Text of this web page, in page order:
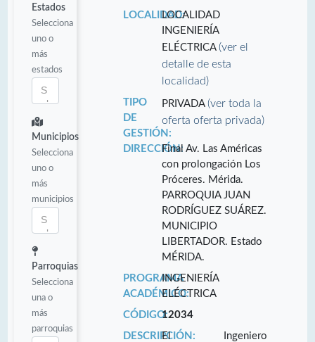
Estados
Selecciona
uno o
más
estados
Municipios
Selecciona
uno o
más
municipios
Parroquias
Selecciona
una o
más
parroquias
LOCALIDAD:LOCALIDAD
INGENIERÍA
ELÉCTRICA(ver el
detalle de esta
localidad)
TIPO
DE
GESTIÓN:
PRIVADA(ver toda la
oferta oferta privada)
DIRECCIÓN:Final Av. Las Américas
con prolongación Los
Próceres. Mérida.
PARROQUIA JUAN
RODRÍGUEZ SUÁREZ.
MUNICIPIO
LIBERTADOR. Estado
MÉRIDA.
PROGRAMA
ACADÉMICO:
INGENIERÍA
ELÉCTRICA
CÓDIGO:12034
DESCRIPCIÓN:El Ingeniero